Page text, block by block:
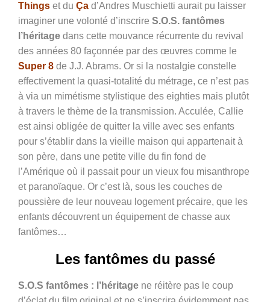
Things et du Ça d’Andres Muschietti aurait pu laisser
imaginer une volonté d’inscrire S.O.S. fantômes
l’héritage dans cette mouvance récurrente du revival
des années 80 façonnée par des œuvres comme le
Super 8 de J.J. Abrams. Or si la nostalgie constelle
effectivement la quasi-totalité du métrage, ce n’est pas
à via un mimétisme stylistique des eighties mais plutôt
à travers le thème de la transmission. Acculée, Callie
est ainsi obligée de quitter la ville avec ses enfants
pour s’établir dans la vieille maison qui appartenait à
son père, dans une petite ville du fin fond de
l’Amérique où il passait pour un vieux fou misanthrope
et paranoïaque. Or c’est là, sous les couches de
poussière de leur nouveau logement précaire, que les
enfants découvrent un équipement de chasse aux
fantômes…
Les fantômes du passé
S.O.S fantômes : l’héritage ne réitère pas le coup